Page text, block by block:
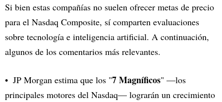
Si bien estas compañías no suelen ofrecer metas de precio
para el Nasdaq Composite, sí comparten evaluaciones
sobre tecnología e inteligencia artificial. A continuación,
algunos de los comentarios más relevantes.
JP Morgan estima que los "7 Magníficos" —los
principales motores del Nasdaq— lograrán un crecimiento